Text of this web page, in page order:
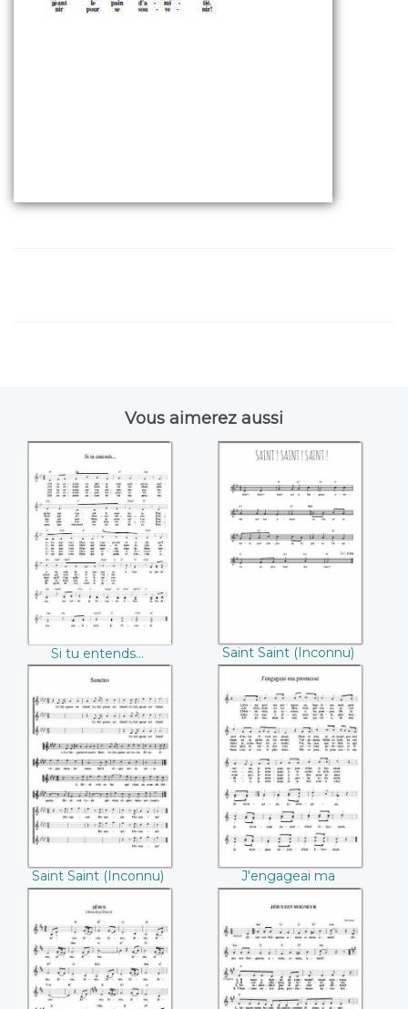
Vous aimerez aussi
Si tu entends...
((Inconnu))
Si tu entends...
(Inconnu)
Saint Saint
((Inconnu))
Saint Saint (Inconnu)
Saint Saint
((Inconnu))
Saint Saint (Inconnu)
J'engageai ma
promesse
((Inconnu))
J'engageai ma
promesse (Inconnu)
Jésus ((Inconnu))
Jésus est Seigneur
((Inconnu))